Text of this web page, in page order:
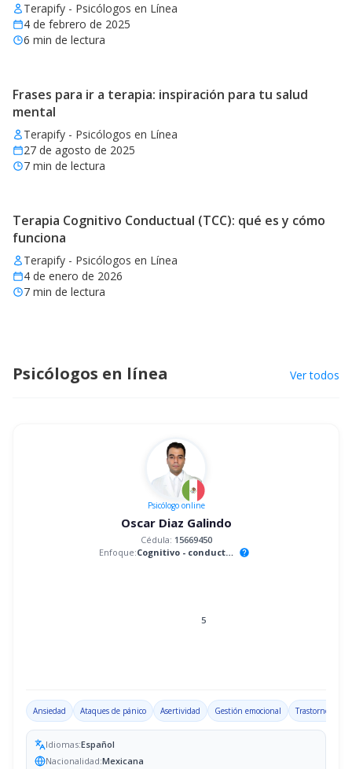
Terapify - Psicólogos en Línea
4 de febrero de 2025
6 min de lectura
Frases para ir a terapia: inspiración para tu salud
mental
Terapify - Psicólogos en Línea
27 de agosto de 2025
7 min de lectura
Terapia Cognitivo Conductual (TCC): qué es y cómo
funciona
Terapify - Psicólogos en Línea
4 de enero de 2026
7 min de lectura
Psicólogos en línea Ver todos
Psicólogoonline
Oscar Diaz Galindo
Cédula: 15669450
Enfoque:
Cognitivo - conductual help
5
Ansiedad Ataques de pánico Asertividad Gestión emocional Trastorno por
Idiomas:Español
Nacionalidad:Mexicana